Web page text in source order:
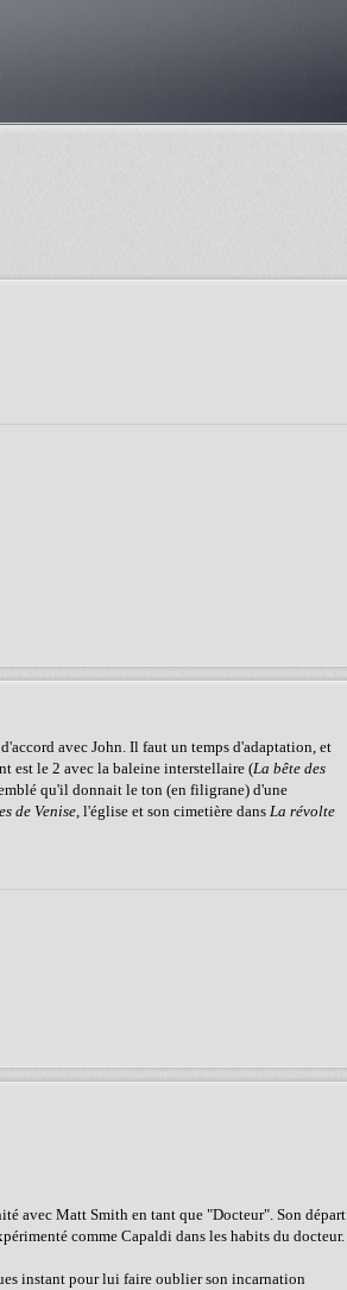
avec John. Il faut un temps d'adaptation, et
est le 2 avec la baleine interstellaire (La bête des
qu'il donnait le ton (en filigrane) d'une
de Venise, l'église et son cimetière dans La révolte
avec Matt Smith en tant que "Docteur". Son départ
comme Capaldi dans les habits du docteur.
instant pour lui faire oublier son incarnation